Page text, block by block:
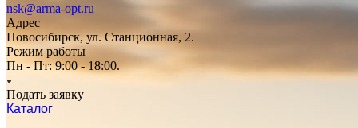
nsk@arma-opt.ru
Адрес
Новосибирск, ул. Станционная, 2.
Режим работы
Пн - Пт: 9:00 - 18:00.
Подать заявку
Каталог